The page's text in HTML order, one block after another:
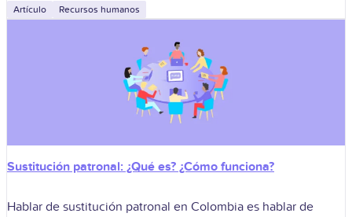
situaciones relacionadas con la salud, la vejez, la invalidez, la
Artículo Recursos humanos
Sustitución patronal: ¿Qué es? ¿Cómo funciona?
Hablar de sustitución patronal en Colombia es hablar de